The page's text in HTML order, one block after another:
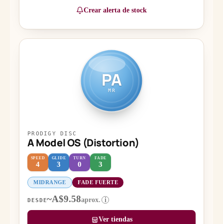
Crear alerta de stock
PA
MR
PRODIGY DISC
A Model OS (Distortion)
SPEED
4
GLIDE
3
TURN
0
FADE
3
MIDRANGE FADE FUERTE
DESDE~A$9.58aprox. i
Ver tiendas